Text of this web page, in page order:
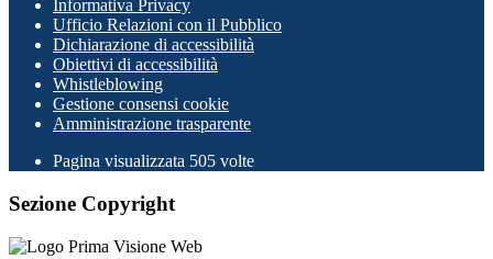
Informativa Privacy
Ufficio Relazioni con il Pubblico
Dichiarazione di accessibilità
Obiettivi di accessibilità
Whistleblowing
Gestione consensi cookie
Amministrazione trasparente
Pagina visualizzata 505 volte
Sezione Copyright